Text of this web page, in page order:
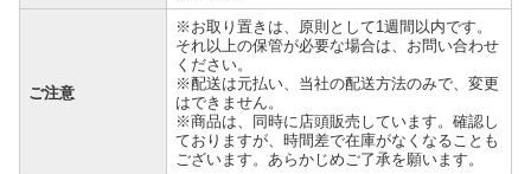
ご注意
※お取り置きは、原則として1週間以内です。
それ以上の保管が必要な場合は、お問い合わせ
ください。
※配送は元払い、当社の配送方法のみで、変更
はできません。
※商品は、同時に店頭販売しています。確認し
ておりますが、時間差で在庫がなくなることも
ございます。あらかじめご了承を願います。